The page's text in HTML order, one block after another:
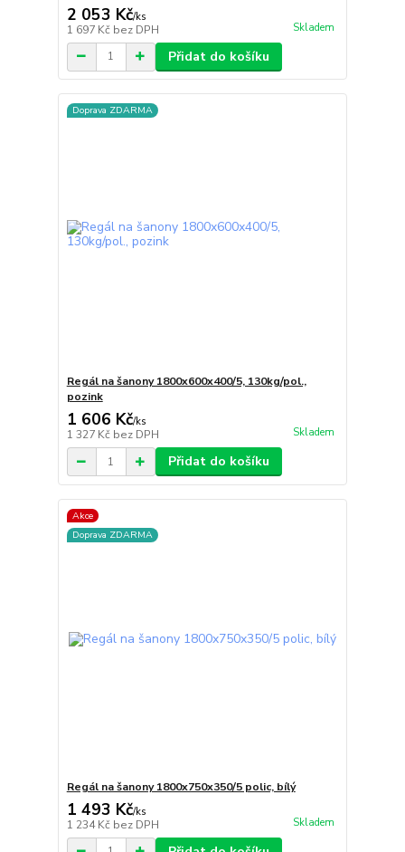
2 053 Kč/ks
1 697 Kč bez DPH Skladem
Přidat do košíku
Doprava ZDARMA
Regál na šanony 1800x600x400/5, 130kg/pol.,
pozink
1 606 Kč/ks
1 327 Kč bez DPH Skladem
Přidat do košíku
Akce
Doprava ZDARMA
Regál na šanony 1800x750x350/5 polic, bílý
1 493 Kč/ks
1 234 Kč bez DPH Skladem